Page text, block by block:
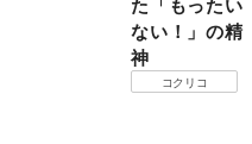
ない！」の精
神
コクリコ